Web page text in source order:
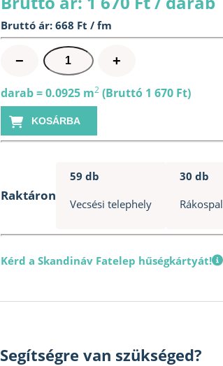
Bruttó ár: 668 Ft / fm
−
Négyszögléc
H
37x9x2500mm
mennyiség
+
darab = 0.0925 m2 (Bruttó 1 670 Ft)
KOSÁRBA
Raktáron
59 db
Vecsési telephely
30 db
Kérd a Skandináv Fatelep hűségkártyát!
Segítségre van szükséged?